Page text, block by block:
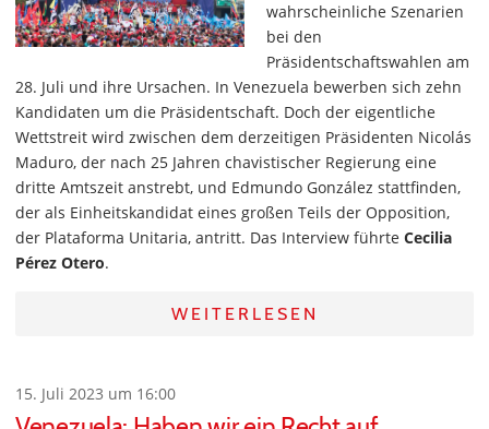
wahrscheinliche Szenarien
bei den
Präsidentschaftswahlen am
28. Juli und ihre Ursachen. In Venezuela bewerben sich zehn
Kandidaten um die Präsidentschaft. Doch der eigentliche
Wettstreit wird zwischen dem derzeitigen Präsidenten Nicolás
Maduro, der nach 25 Jahren chavistischer Regierung eine
dritte Amtszeit anstrebt, und Edmundo González stattfinden,
der als Einheitskandidat eines großen Teils der Opposition,
der Plataforma Unitaria, antritt. Das Interview führte Cecilia
Pérez Otero.
WEITERLESEN
15. Juli 2023 um 16:00